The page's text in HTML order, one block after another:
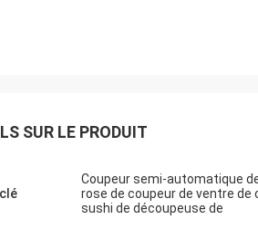
SUR LE PRODUIT
Coupeur semi-automatique
rose de coupeur de ventre de
sushi de découpeuse de